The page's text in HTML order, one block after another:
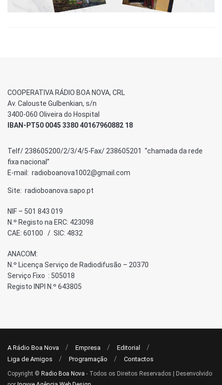
COOPERATIVA RÁDIO BOA NOVA, CRL
Av. Calouste Gulbenkian, s/n
3400-060 Oliveira do Hospital
IBAN-PT50 0045 3380 40167960882 18
Telf/ 238605200/2/3/4/5-Fax/ 238605201 “chamada da rede
fixa nacional”
E-mail: radioboanova1002@gmail.com
Site: radioboanova.sapo.pt
NIF – 501 843 019
N.º Registo na ERC: 423098
CAE: 60100 / SIC: 4832
ANACOM:
N.º Licença Serviço de Radiodifusão – 20370
Serviço Fixo : 505018
Registo INPI N.º 643805
A Rádio Boa Nova Empresa
Editorial
Liga de Amigos
Programação Contactos
Copyright © Radio Boa Nova - Todos os Direitos Reservados | Desenvolvido